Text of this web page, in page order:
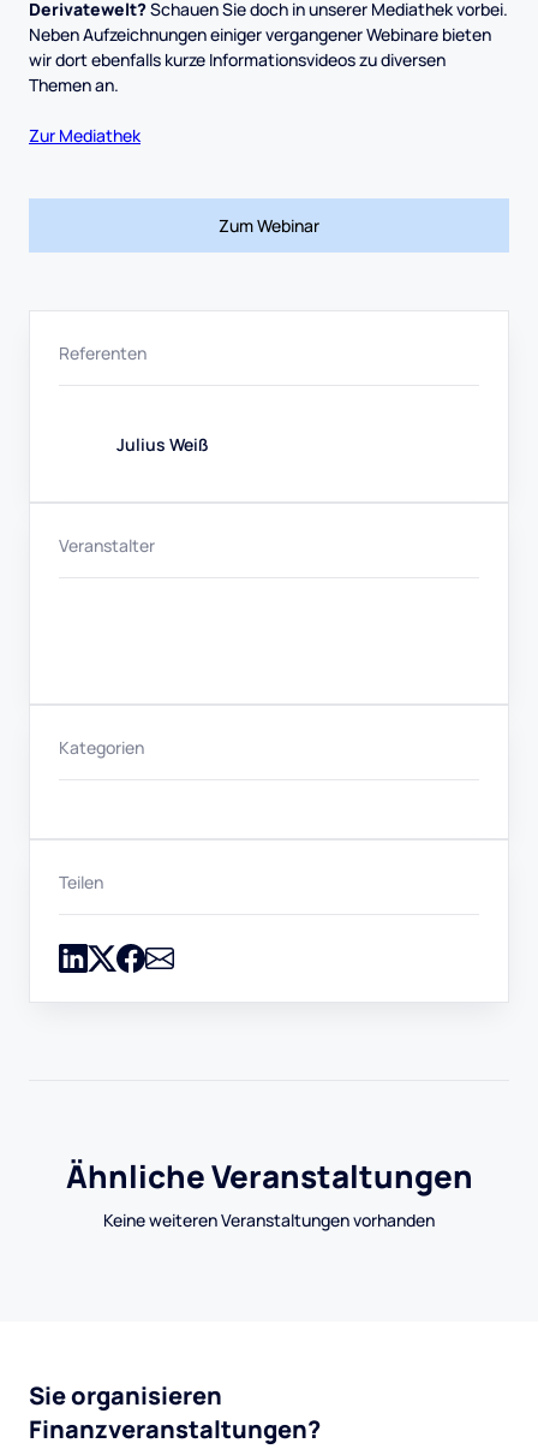
Derivatewelt?Schauen Sie doch in unserer Mediathek vorbei.
Neben Aufzeichnungen einiger vergangener Webinare bieten
wir dort ebenfalls kurze Informationsvideos zu diversen
Themen an.
Zur Mediathek
Zum Webinar
Referenten
Julius Weiß
Veranstalter
Kategorien
Teilen
Ähnliche Veranstaltungen
Keine weiteren Veranstaltungen vorhanden
Sie organisieren
Finanzveranstaltungen?